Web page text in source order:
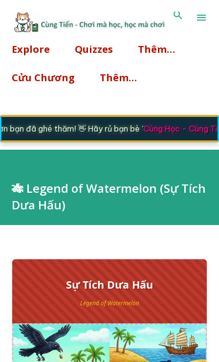
Explore Quizzes Thêm…
Cửu Chương Thêm…
bạn đã ghé thăm! 👋 Hãy rủ bạn bè 'Cùng Học - Cùng
🎋 Legend of Watermelon (Sự Tích
Dưa Hấu)
Sự Tích Dưa Hấu
Legend of Watermelon